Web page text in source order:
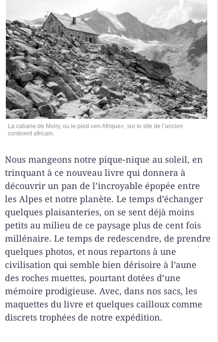
La cabane de Moiry, ou le pied «en Afrique», sur le site de l’ancien
continent africain.
Nous mangeons notre pique-nique au soleil, en
trinquant à ce nouveau livre qui donnera à
découvrir un pan de l’incroyable épopée entre
les Alpes et notre planète. Le temps d’échanger
quelques plaisanteries, on se sent déjà moins
petits au milieu de ce paysage plus de cent fois
millénaire. Le temps de redescendre, de prendre
quelques photos, et nous repartons à une
civilisation qui semble bien dérisoire à l’aune
des roches muettes, pourtant dotées d’une
mémoire prodigieuse. Avec, dans nos sacs, les
maquettes du livre et quelques cailloux comme
discrets trophées de notre expédition.